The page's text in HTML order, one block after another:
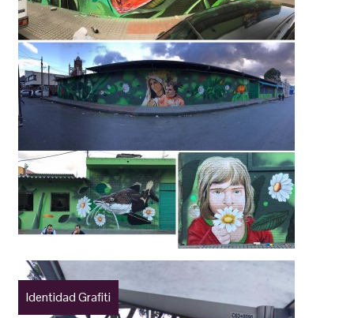
Identidad Grafiti